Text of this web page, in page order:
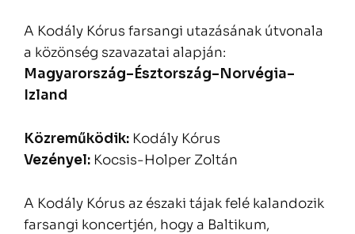
A Kodály Kórus farsangi utazásának útvonala
a közönség szavazatai alapján:
Magyarország–Észtország–Norvégia–
Izland
Közreműködik: Kodály Kórus
Vezényel: Kocsis-Holper Zoltán
A Kodály Kórus az északi tájak felé kalandozik
farsangi koncertjén, hogy a Baltikum,